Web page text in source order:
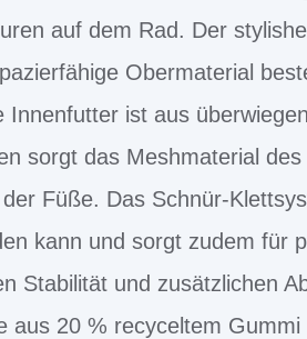
auf dem Rad. Der
Obermaterial
Innenfutter ist aus
sorgt das Meshmaterial
Füße. Das Schnür-
kann und sorgt zudem für
Stabilität und zusätzlichen
aus 20 % recyceltem